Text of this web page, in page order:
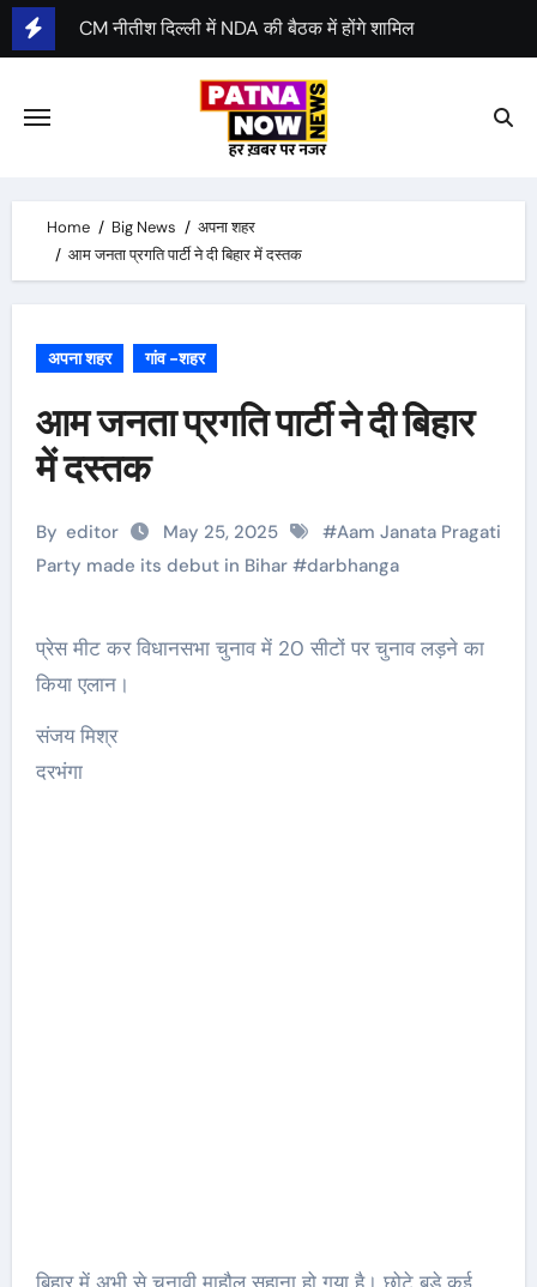
Skip
to
CM नीतीश दिल्ली में NDA की बैठक में होंगे शामिल
Home Big News
अपना शहर
आम जनता प्रगति पार्टी ने दी बिहार में दस्तक
अपना शहर गांव -शहर
आम जनता प्रगति पार्टी ने दी बिहार
में दस्तक
By editor May 25, 2025 #Aam Janata Pragati
Party made its debut in Bihar#darbhanga
प्रेस मीट कर विधानसभा चुनाव में 20 सीटों पर चुनाव लड़ने का
किया एलान।
संजय मिश्र
दरभंगा